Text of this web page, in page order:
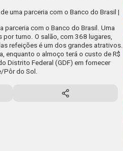
uma parceria com o Banco do Brasil |
parceria com o Banco do Brasil. Uma
turno. O salão, com 368 lugares,
refeições é um dos grandes atrativos.
enquanto o almoço terá o custo de R$
Distrito Federal (GDF) em fornecer
Pôr do Sol.